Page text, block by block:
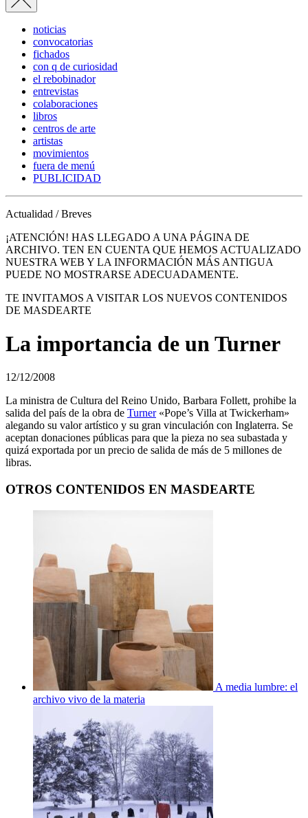
noticias
convocatorias
fichados
con q de curiosidad
el rebobinador
entrevistas
colaboraciones
libros
centros de arte
artistas
movimientos
fuera de menú
PUBLICIDAD
Actualidad / Breves
¡ATENCIÓN! HAS LLEGADO A UNA PÁGINA DE
ARCHIVO. TEN EN CUENTA QUE HEMOS ACTUALIZADO
NUESTRA WEB Y LA INFORMACIÓN MÁS ANTIGUA
PUEDE NO MOSTRARSE ADECUADAMENTE.
TE INVITAMOS A VISITAR LOS NUEVOS CONTENIDOS
DE MASDEARTE
La importancia de un Turner
12/12/2008
La ministra de Cultura del Reino Unido, Barbara Follett, prohibe la
salida del país de la obra de Turner«Pope’s Villa at Twickerham»
alegando su valor artístico y su gran vinculación con Inglaterra. Se
aceptan donaciones públicas para que la pieza no sea subastada y
quizá exportada por un precio de salida de más de 5 millones de
libras.
OTROS CONTENIDOS EN MASDEARTE
A media lumbre: el
archivo vivo de la materia